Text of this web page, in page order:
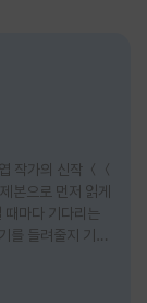
가의 신작 ＜＜
본으로 먼저 읽게
때마다 기다리는
를 들려줄지 기대
이 가장 재미있